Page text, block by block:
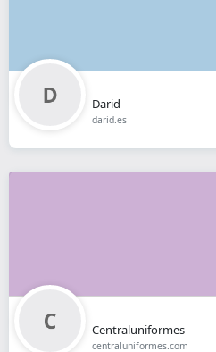
Darid
darid.es
Centraluniformes
centraluniformes.com